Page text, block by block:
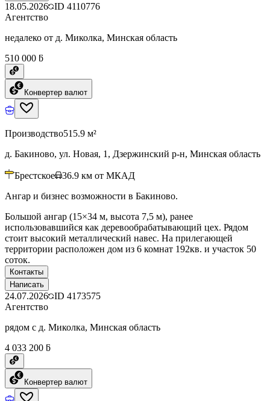
18.05.2026 ID 4110776
Агентство
недалеко от д. Миколка, Минская область
510 000 ƃ
Конвертер валют
Производство515.9 м²
д. Бакиново, ул. Новая, 1, Дзержинский р-н, Минская область
Брестское 36.9 км от МКАД
Ангар и бизнес возможности в Бакиново.
Большой ангар (15×34 м, высота 7,5 м), ранее
использовавшийся как деревообрабатывающий цех. Рядом
стоит высокий металлический навес. На прилегающей
территории расположен дом из 6 комнат 192кв. и участок 50
соток.
Контакты
Написать
24.07.2026 ID 4173575
Агентство
рядом с д. Миколка, Минская область
4 033 200 ƃ
Конвертер валют